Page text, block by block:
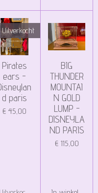
Uitverkocht
Pirates
ears -
d paris
€ 45,00
BIG
THUNDER
MOUNTAI
N GOLD
LUMP -
DISNEYLA
ND PARIS
€ 115,00